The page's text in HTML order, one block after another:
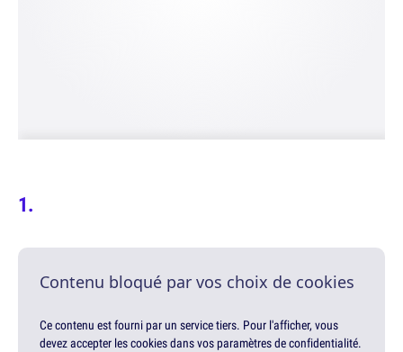
Contenu bloqué par vos choix de cookies
Ce contenu est fourni par un service tiers. Pour l'afficher, vous
devez accepter les cookies dans vos paramètres de confidentialité.